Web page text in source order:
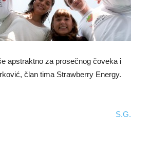
apstraktno za prosečnog čoveka i
član tima Strawberry Energy.
S.G.